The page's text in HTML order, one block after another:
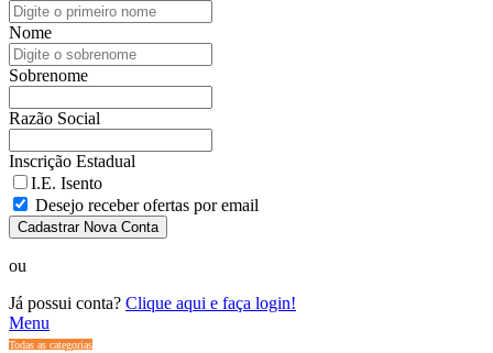
Nome
Sobrenome
Razão Social
Inscrição Estadual
I.E. Isento
Desejo receber ofertas por email
Cadastrar Nova Conta
ou
Já possui conta? Clique aqui e faça login!
Menu
Todas as categorias